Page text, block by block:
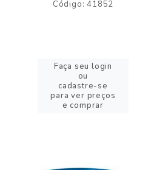
Código: 41852
Faça seu login
ou
cadastre-se
para ver preços
e comprar